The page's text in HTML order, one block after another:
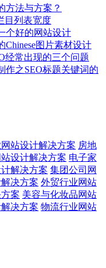
方法与方案？
目列表宽度
个好的网站设计
Chinese图片素材设计
经常出现的三个问题
作之SEO标题关键词的
站设计解决方案 房地
设计解决方案 电子家
解决方案 集团公司网
决方案 外贸行业网站
案 美容与化妆品网站
决方案 物流行业网站